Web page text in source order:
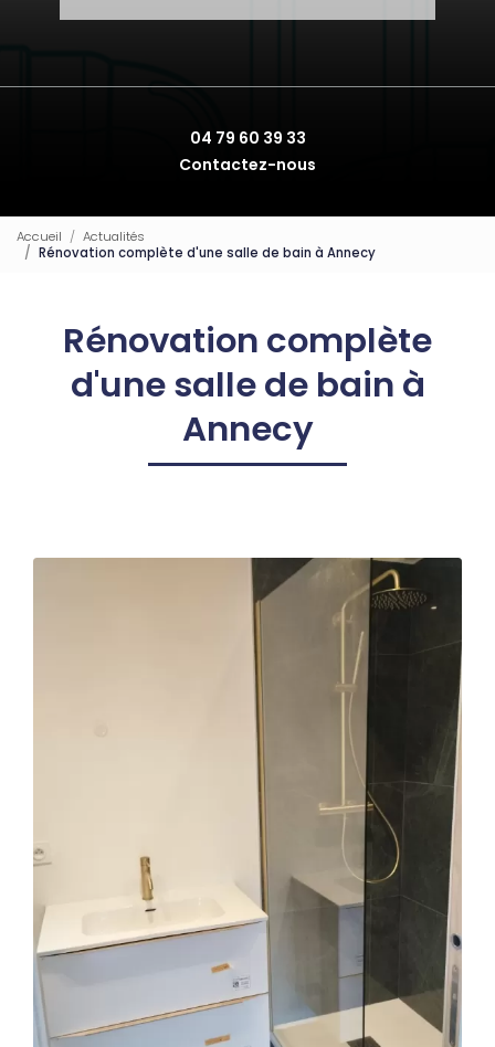
04 79 60 39 33
Contactez-nous
Accueil
Actualités
Rénovation complète d'une salle de bain à Annecy
Rénovation complète
d'une salle de bain à
Annecy